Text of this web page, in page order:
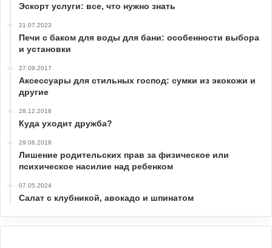
Эскорт услуги: все, что нужно знать
21.07.2023
Печи с баком для воды для бани: особенности выбора
и установки
27.09.2017
Аксессуары для стильных господ: сумки из экокожи и
другие
28.12.2016
Куда уходит дружба?
29.06.2018
Лишение родительских прав за физическое или
психическое насилие над ребенком
07.05.2024
Салат с клубникой, авокадо и шпинатом